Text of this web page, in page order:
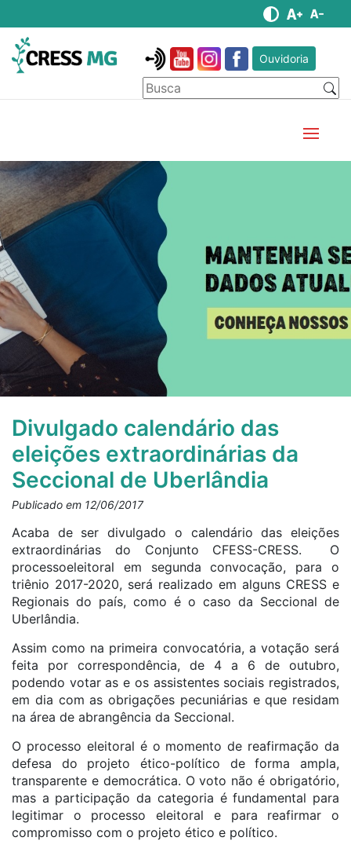
Ouvidoria
Divulgado calendário das
eleições extraordinárias da
Seccional de Uberlândia
Publicado em 12/06/2017
Acaba de ser divulgado o calendário das eleições
extraordinárias do Conjunto CFESS-CRESS. O
processoeleitoral em segunda convocação, para o
triênio 2017-2020, será realizado em alguns CRESS e
Regionais do país, como é o caso da Seccional de
Uberlândia.
Assim como na primeira convocatória, a votação será
feita por correspondência, de 4 a 6 de outubro,
podendo votar as e os assistentes sociais registrados,
em dia com as obrigações pecuniárias e que residam
na área de abrangência da Seccional.
O processo eleitoral é o momento de reafirmação da
defesa do projeto ético-político de forma ampla,
transparente e democrática. O voto não é obrigatório,
mas a participação da categoria é fundamental para
legitimar o processo eleitoral e para reafirmar o
compromisso com o projeto ético e político.